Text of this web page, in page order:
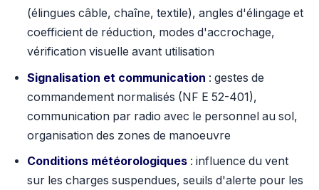
(élingues câble, chaîne, textile), angles d'élingage et
coefficient de réduction, modes d'accrochage,
vérification visuelle avant utilisation
Signalisation et communication : gestes de
commandement normalisés (NF E 52-401),
communication par radio avec le personnel au sol,
organisation des zones de manoeuvre
Conditions météorologiques: influence du vent
sur les charges suspendues, seuils d'alerte pour les